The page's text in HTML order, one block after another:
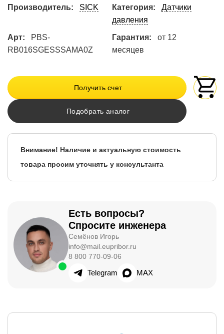
Производитель: SICK Категория:
Датчики
давления
Арт:
PBS-
RB016SGESSSAMA0Z
Гарантия:
от 12
месяцев
Получить счет
Подобрать аналог
Внимание! Наличие и актуальную стоимость
товара просим уточнять у консультанта
Есть вопросы?
Спросите инженера
Семёнов Игорь
info@mail.eupribor.ru
8 800 770-09-06
Telegram MAX